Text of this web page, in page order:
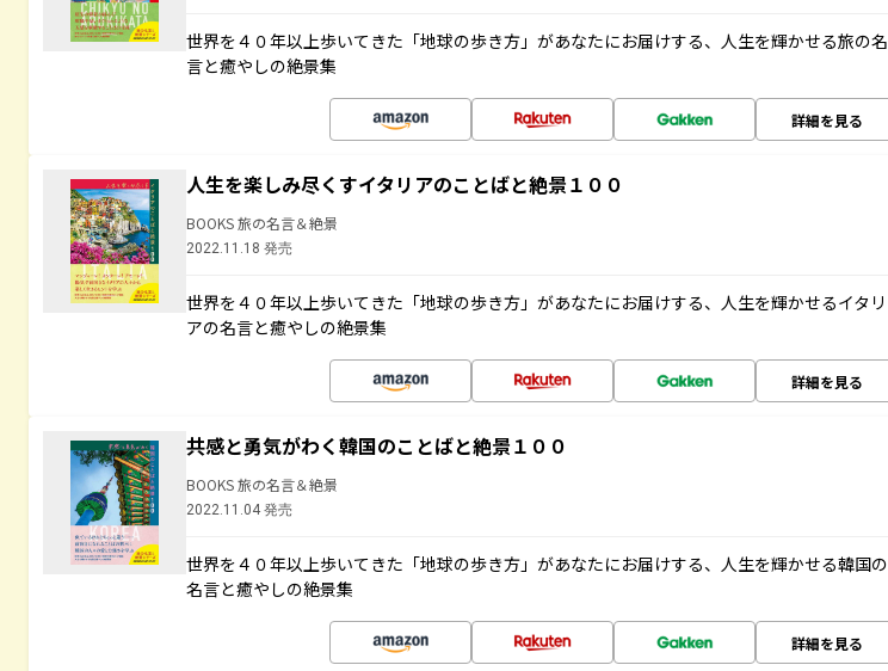
世界を４０年以上歩いてきた「地球の歩き方」があなたにお届けする、人生を輝かせる旅の名
言と癒やしの絶景集
詳細を見る
人生を楽しみ尽くすイタリアのことばと絶景１００
BOOKS 旅の名言＆絶景
2022.11.18 発売
世界を４０年以上歩いてきた「地球の歩き方」があなたにお届けする、人生を輝かせるイタリ
アの名言と癒やしの絶景集
詳細を見る
共感と勇気がわく韓国のことばと絶景１００
BOOKS 旅の名言＆絶景
2022.11.04 発売
世界を４０年以上歩いてきた「地球の歩き方」があなたにお届けする、人生を輝かせる韓国の
名言と癒やしの絶景集
詳細を見る